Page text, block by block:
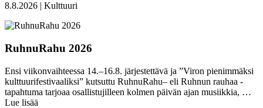
8.8.2026 | Kulttuuri
RuhnuRahu 2026
Ensi viikonvaihteessa 14.–16.8. järjestettävä ja ”Viron pienimmäksi
kulttuurifestivaaliksi” kutsuttu RuhnuRahu– eli Ruhnun rauhaa -
tapahtuma tarjoaa osallistujilleen kolmen päivän ajan musiikkia, …
Lue lisää